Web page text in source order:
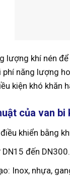
lượng khí nén
phí năng lượng
kiện khó khăn
của van bi
khiển bằng
đến DN300.
Inox, nhựa,